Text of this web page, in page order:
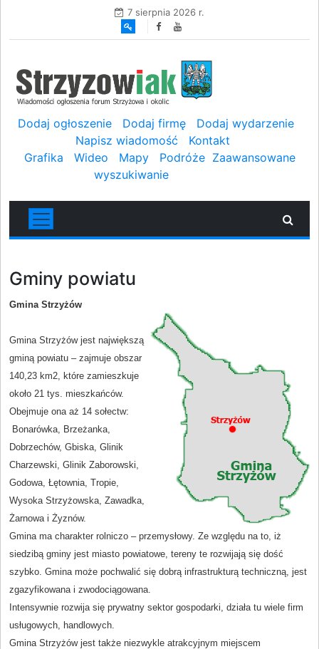
7 sierpnia 2026 r.
Dodaj ogłoszenie Dodaj firmę
Dodaj wydarzenie
Napisz wiadomość
Kontakt
Grafika
Wideo Mapy Podróże Zaawansowane
wyszukiwanie
Gminy powiatu
Gmina Strzyżów
Gmina Strzyżów jest największą
gminą powiatu – zajmuje obszar
140,23 km2, które zamieszkuje
około 21 tys. mieszkańców.
Obejmuje ona aż 14 sołectw:
Bonarówka, Brzeżanka,
Dobrzechów, Gbiska, Glinik
Charzewski, Glinik Zaborowski,
Godowa, Łętownia, Tropie,
Wysoka Strzyżowska, Zawadka,
Żarnowa i Żyznów.
Gmina ma charakter rolniczo – przemysłowy. Ze względu na to, iż
siedzibą gminy jest miasto powiatowe, tereny te rozwijają się dość
szybko. Gmina może pochwalić się dobrą infrastrukturą techniczną, jest
zgazyfikowana i zwodociągowana.
Intensywnie rozwija się prywatny sektor gospodarki, działa tu wiele firm
usługowych, handlowych.
Gmina Strzyżów jest także niezwykle atrakcyjnym miejscem